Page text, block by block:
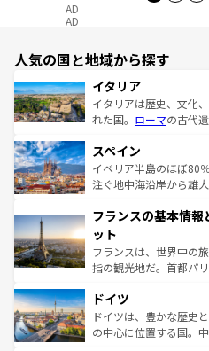
AD
AD
人気の国と地域から探す
イタリア
イタリアは歴史、文化
れた国。 ローマの古代
ろん、トスカーナの美
景など、自然景観も見
ピザやパスタなど、絶
ませてくれるイタリア
なお、新着のイタリア情
しい。
スペイン
イベリア半島のほぼ80
注ぐ地中海沿岸から雄
文化が根付くこの国で
れる闘牛、そして美味
る。首都マドリードの
アートに溢れた街角か
せる。地方によって風
ンテンツ一覧を参照し
フランスの基本情
ット
フランスは、世界中の
指の観光地だ。首都パ
で、幅広い魅力が詰ま
聖堂、美しいビーチ、
から魅了する。また、
ドイツ
ドイツは、豊かな歴史
の中心に位置する国。